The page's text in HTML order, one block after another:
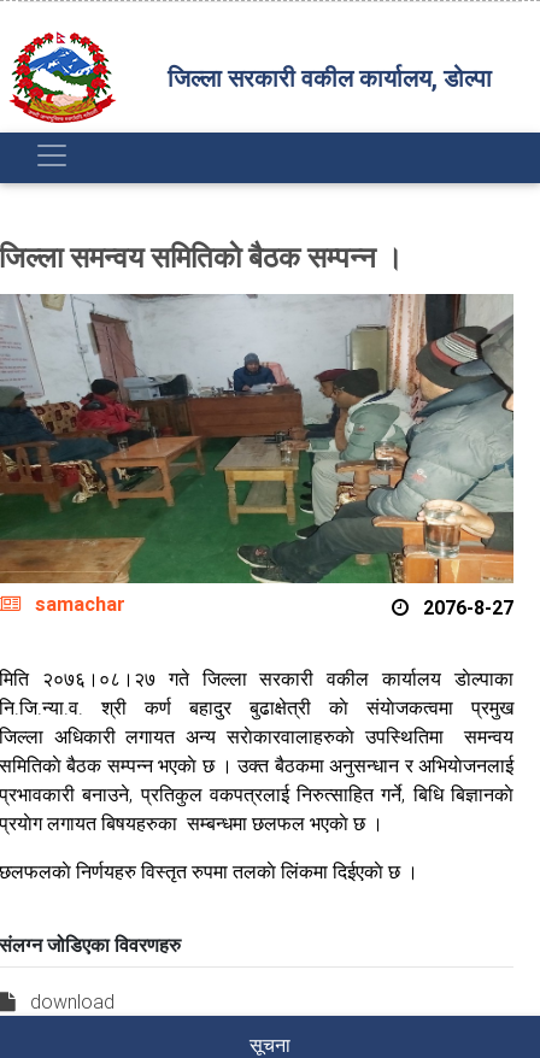
जिल्ला सरकारी वकील कार्यालय, डोल्पा
जिल्ला समन्वय समितिकाे बैठक सम्पन्न ।
samachar 2076-8-27
मिति २०७६।०८।२७ गते जिल्ला सरकारी वकील कार्यालय डाेल्पाका
नि.जि.न्या.व. श्री कर्ण बहादुर बुढाक्षेत्री काे संयाेजकत्वमा प्रमुख
जिल्ला अधिकारी लगायत अन्य सराेकारवालाहरुकाे उपस्थितिमा समन्वय
समितिकाे बैठक सम्पन्न भएकाे छ । उक्त बैठकमा अनुसन्धान र अभियाेजनलाई
प्रभावकारी बनाउने, प्रतिकुल वकपत्रलाई निरुत्साहित गर्ने, बिधि बिज्ञानकाे
प्रयाेग लगायत बिषयहरुका सम्बन्धमा छलफल भएकाे छ ।
छलफलकाे निर्णयहरु विस्तृत रुपमा तलकाे लि‌ंकमा दिईएकाे छ ।
संलग्न जोडिएका विवरणहरु
download
सूचना